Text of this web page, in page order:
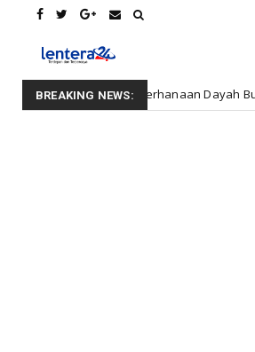
BREAKING NEWS:Dayah Bustanus Salami,